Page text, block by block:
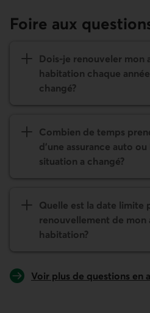
Foire aux
Dois-je renouveler mon
habitation chaque
changé?
Combien de temps
d’une assurance auto
situation a changé?
Quelle est la date limite
renouvellement de mon
habitation?
Voir plus de questions en